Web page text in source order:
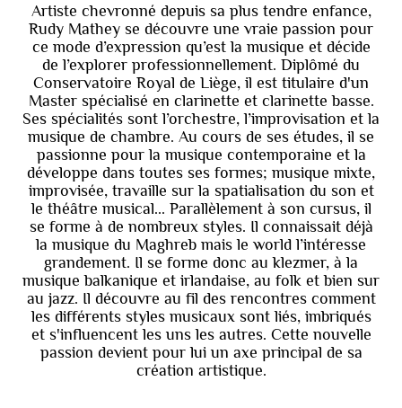
Artiste chevronné depuis sa plus tendre enfance,
Rudy Mathey se découvre une vraie passion pour
ce mode d’expression qu’est la musique et décide
de l’explorer professionnellement. Diplômé du
Conservatoire Royal de Liège, il est titulaire d'un
Master spécialisé en clarinette et clarinette basse.
Ses spécialités sont l’orchestre, l’improvisation et la
musique de chambre. Au cours de ses études, il se
passionne pour la musique contemporaine et la
développe dans toutes ses formes; musique mixte,
improvisée, travaille sur la spatialisation du son et
le théâtre musical... Parallèlement à son cursus, il
se forme à de nombreux styles. Il connaissait déjà
la musique du Maghreb mais le world l’intéresse
grandement. Il se forme donc au klezmer, à la
musique balkanique et irlandaise, au folk et bien sur
au jazz. Il découvre au fil des rencontres comment
les différents styles musicaux sont liés, imbriqués
et s'influencent les uns les autres. Cette nouvelle
passion devient pour lui un axe principal de sa
création artistique.